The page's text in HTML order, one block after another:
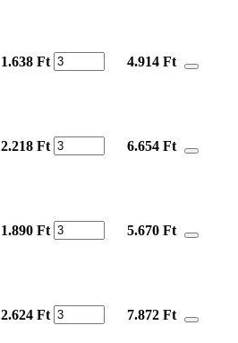
1.638 Ft 4.914 Ft
2.218 Ft 6.654 Ft
1.890 Ft 5.670 Ft
2.624 Ft 7.872 Ft